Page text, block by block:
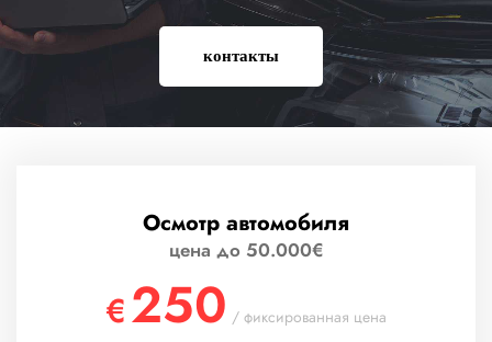
контакты
Осмотр автомобиля
цена до 50.000€
€250 / фиксированная цена